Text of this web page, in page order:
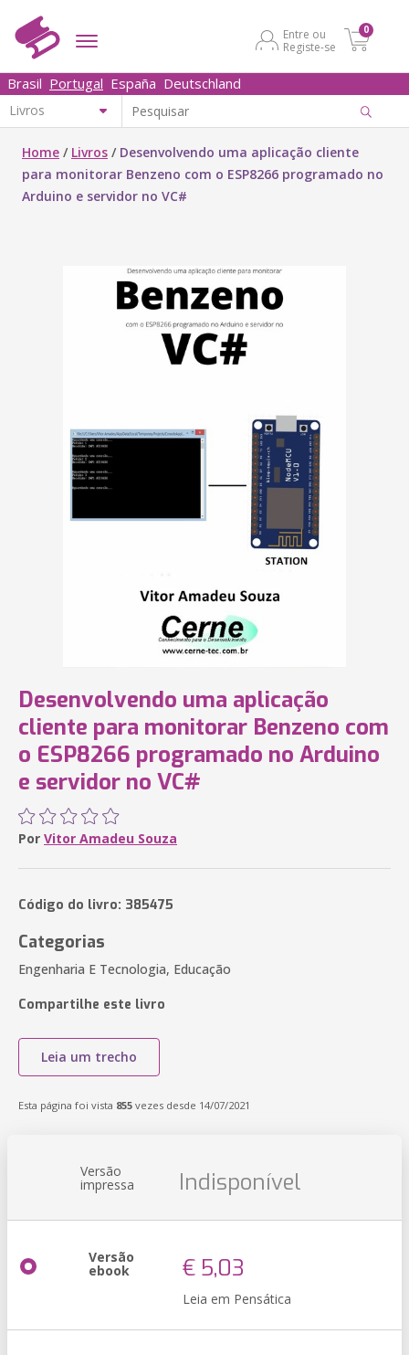
Entre ou
Registe-se
0
Brasil Portugal España Deutschland
Home / Livros / Desenvolvendo uma aplicação cliente
para monitorar Benzeno com o ESP8266 programado no
Arduino e servidor no VC#
Desenvolvendo uma aplicação
cliente para monitorar Benzeno com
o ESP8266 programado no Arduino
e servidor no VC#
Por Vitor Amadeu Souza
Código do livro: 385475
Categorias
Engenharia E Tecnologia, Educação
Compartilhe este livro
Leia um trecho
Esta página foi vista 855 vezes desde 14/07/2021
Versão
impressa Indisponível
Versão
ebook € 5,03
Leia em Pensática